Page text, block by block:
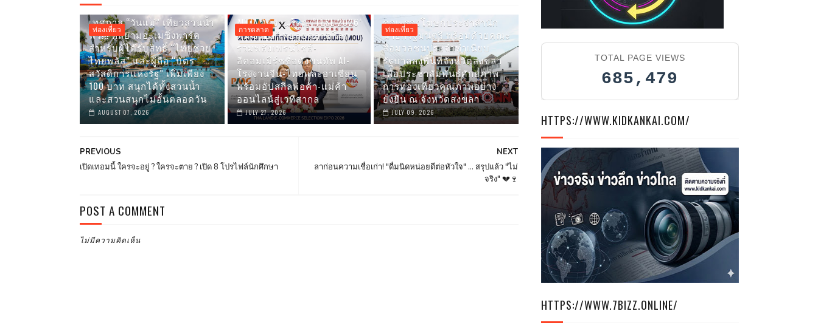
ท่องเที่ยว
เทศกาล “วันแม่” เที่ยวสวนน้ำ
ฟรี!!! ที่สยามอะเมซิ่งพาร์ค
สำหรับผู้ได้รับสิทธิ์ “ไทยช่วย
ไทยพลัส” และผู้ถือ “บัตร
สวัสดิการแห่งรัฐ” เพิ่มเพียง
100 บาท สนุกได้ทั้งสวนน้ำ
และสวนสนุกไม่อั้นตลอดวัน
AUGUST 07, 2026
การตลาด
AITIA จัดงานใหญ่ ‘TESE 2026’
ดัน SMES ไทยลุยตลาดโลก
รวมพลังเฟรนไชส์-
อีคอมเมิร์ซชื่อดังขนทัพ AI-
โรงงานจีน-ไทยและอาเซียน
พร้อมอัปสกิลพ่อค้า-แม่ค้า
ออนไลน์สู่เวทีสากล
JULY 27, 2026
ท่องเที่ยว
คณะรองโฆษกประจำสำนัก
นายกรัฐมนตรี พร้อมด้วยคณะ
สื่อมวลชนประจำทำเนียบ
รัฐบาลลงพื้นที่จังหวัดสงขลา
เพื่อประชาสัมพันธ์ศักยภาพ
การท่องเที่ยวคุณภาพอย่าง
ยั่งยืน ณ จังหวัดสงขลา
JULY 09, 2026
NEXT
ลาก่อนความเชื่อเก่า! "ดื่มนิดหน่อยดีต่อหัวใจ" ... สรุปแล้ว "ไม่
จริง" 💔🍷
PREVIOUS
เปิดเทอมนี้ ใครจะอยู่ ? ใครจะตาย ? เปิด 8 โปรไฟล์นักศึกษา
POST A COMMENT
ไม่มีความคิดเห็น
TOTAL PAGE VIEWS
685,479
HTTPS://WWW.KIDKANKAI.COM/
HTTPS://WWW.7BIZZ.ONLINE/